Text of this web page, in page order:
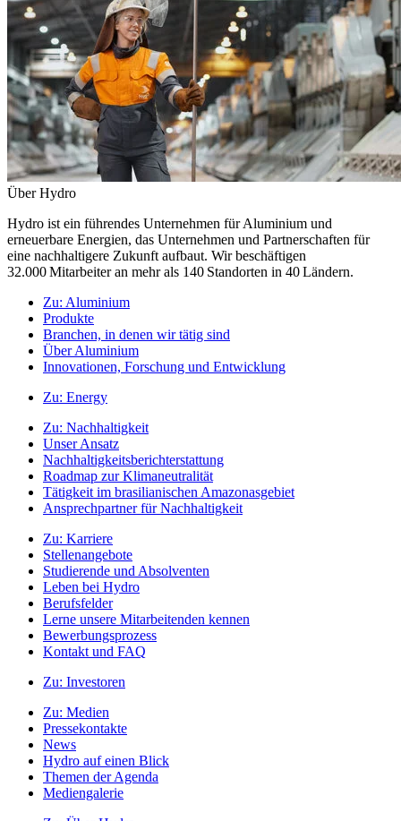
Über Hydro
Hydro ist ein führendes Unternehmen für Aluminium und
erneuerbare Energien, das Unternehmen und Partnerschaften für
eine nachhaltigere Zukunft aufbaut. Wir beschäftigen
32.000 Mitarbeiter an mehr als 140 Standorten in 40 Ländern.
Zu: Aluminium
Produkte
Branchen, in denen wir tätig sind
Über Aluminium
Innovationen, Forschung und Entwicklung
Zu: Energy
Zu: Nachhaltigkeit
Unser Ansatz
Nachhaltigkeitsberichterstattung
Roadmap zur Klimaneutralität
Tätigkeit im brasilianischen Amazonasgebiet
Ansprechpartner für Nachhaltigkeit
Zu: Karriere
Stellenangebote
Studierende und Absolventen
Leben bei Hydro
Berufsfelder
Lerne unsere Mitarbeitenden kennen
Bewerbungsprozess
Kontakt und FAQ
Zu: Investoren
Zu: Medien
Pressekontakte
News
Hydro auf einen Blick
Themen der Agenda
Mediengalerie